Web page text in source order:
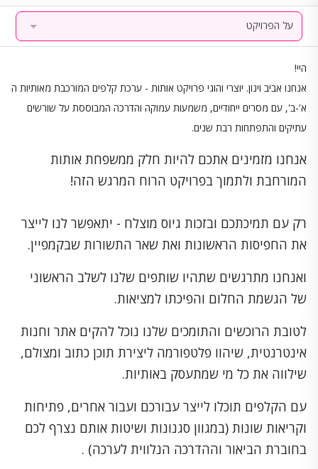
על הפרויקט
היי!
אנחנו אביב וינון. יוצרי והוגי פרויקט אותות - ערכת קלפים המורכבת מאותיות ה
א'-ב', עם מסרים ייחודיים, משמעות עמוקה והדרכה המבוססת על שורשים
עתיקים והתפתחות רבת שנים.
אנחנו מזמינים אתכם להיות חלק ממשפחת אותות
המורחבת ולתמוך בפרויקט הרוח המרגש הזה!
רק עם תמיכתכם ובזכות גיוס מוצלח - יתאפשר לנו לייצר
את החפיסות הראשונות ואת שאר התשורות שבקמפיין.
ואנחנו מתרגשים שתהיו שותפים שלנו לשלב הראשוני
של הגשמת החלום והפיכתו למציאות.
לטובת הרוכשים והתומכים שלנו נוכל להקים אתר וחנות
אינטרנטית, שיהוו פלטפורמה ליצירת תוכן כתוב ומצולם,
שילווה את כל מי שמתעסק באותיות.
עם הקלפים תוכלו לייצר עבורכם ועבור אחרים, פתיחות
וקריאות שונות (במגוון סגנונות ושיטות אותם נצרף לכם
בחוברת הביאור וההדרכה הנלווית לערכה) .